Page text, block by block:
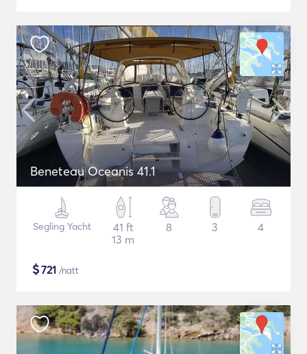
Beneteau Oceanis 41.1
Segling Yacht
41 ft
13 m
8 3 4
$721 /natt